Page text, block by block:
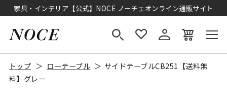
家具・インテリア【公式】NOCE ノーチェオンライン通販サイト
トップ ローテーブル
サイドテーブルCB251【送料無
料】グレー